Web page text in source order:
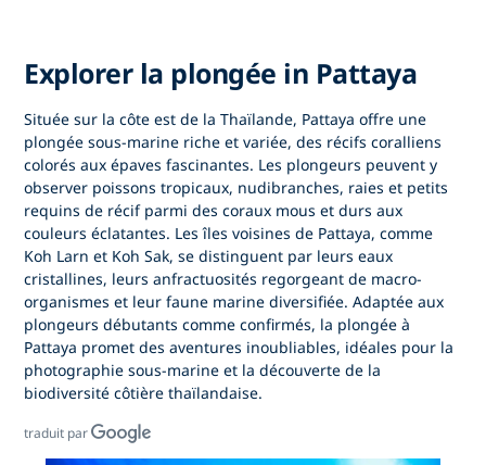
Explorer la plongée in Pattaya
Située sur la côte est de la Thaïlande, Pattaya offre une
plongée sous-marine riche et variée, des récifs coralliens
colorés aux épaves fascinantes. Les plongeurs peuvent y
observer poissons tropicaux, nudibranches, raies et petits
requins de récif parmi des coraux mous et durs aux
couleurs éclatantes. Les îles voisines de Pattaya, comme
Koh Larn et Koh Sak, se distinguent par leurs eaux
cristallines, leurs anfractuosités regorgeant de macro-
organismes et leur faune marine diversifiée. Adaptée aux
plongeurs débutants comme confirmés, la plongée à
Pattaya promet des aventures inoubliables, idéales pour la
photographie sous-marine et la découverte de la
biodiversité côtière thaïlandaise.
traduit par